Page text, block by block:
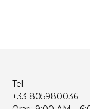
Tel:
+33 805980036